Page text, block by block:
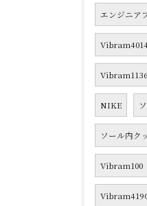
エンジニア
Vibram1136
NIKE
ソール内ク
Vibram100